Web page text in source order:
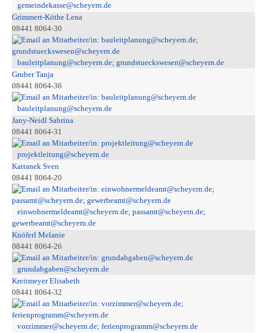
gemeindekasse@scheyern.de
Grimmert-Köthe Lena
08441 8064-30
bauleitplanung@scheyern.de; grundstueckswesen@scheyern.de
Gruber Tanja
08441 8064-36
bauleitplanung@scheyern.de
Jany-Neidl Sabrina
08441 8064-31
projektleitung@scheyern.de
Kattanek Sven
08441 8064-20
einwohnermeldeamt@scheyern.de; passamt@scheyern.de;
gewerbeamt@scheyern.de
Knöferl Melanie
08441 8064-26
grundabgaben@scheyern.de
Kreitmeyer Elisabeth
08441 8064-32
vorzimmer@scheyern.de; ferienprogramm@scheyern.de